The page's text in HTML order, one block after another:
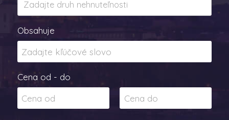
Obsahuje
Cena od - do